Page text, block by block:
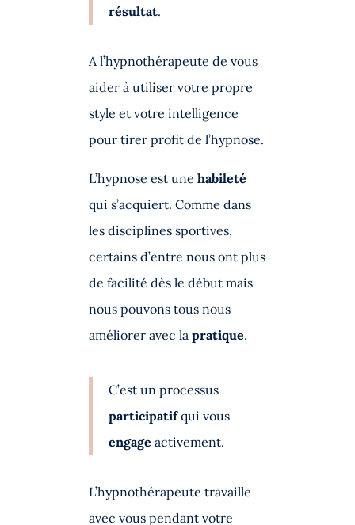
résultat.
A l’hypnothérapeute de vous
aider à utiliser votre propre
style et votre intelligence
pour tirer profit de l’hypnose.
L’hypnose est une habileté
qui s’acquiert. Comme dans
les disciplines sportives,
certains d’entre nous ont plus
de facilité dès le début mais
nous pouvons tous nous
améliorer avec la pratique.
C’est un processus
participatifqui vous
engage activement.
L’hypnothérapeute travaille
avec vous pendant votre